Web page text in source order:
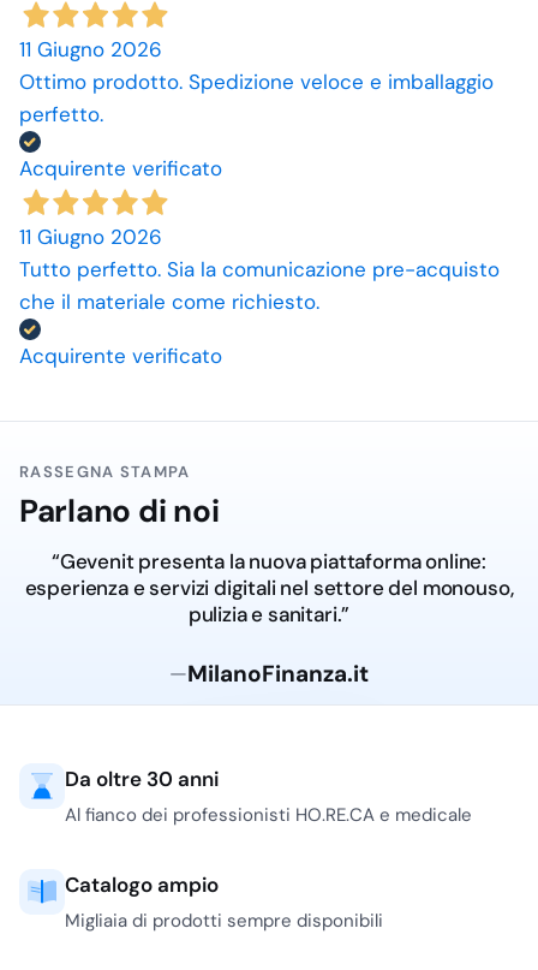
11 Giugno 2026
Ottimo prodotto. Spedizione veloce e imballaggio
perfetto.
Acquirente verificato
11 Giugno 2026
Tutto perfetto. Sia la comunicazione pre-acquisto
che il materiale come richiesto.
Acquirente verificato
RASSEGNA STAMPA
Parlano di noi
“Gevenit presenta la nuova piattaforma online:
esperienza e servizi digitali nel settore del monouso,
pulizia e sanitari.”
—MilanoFinanza.it
Da oltre 30 anni
Al fianco dei professionisti HO.RE.CA e medicale
Catalogo ampio
Migliaia di prodotti sempre disponibili